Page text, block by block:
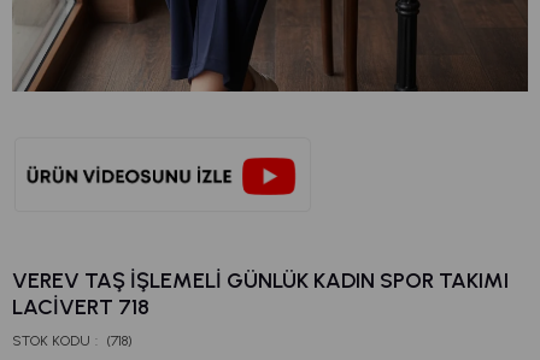
VEREV TAŞ İŞLEMELI GÜNLÜK KADIN SPOR TAKIMI
LACİVERT 718
STOK KODU (718)